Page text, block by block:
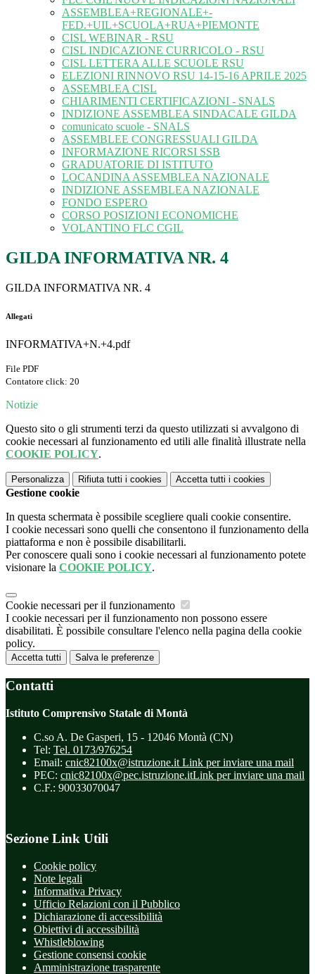
ASSEMBLEA+REGIONALE+-
FED.+UIL+SCUOLA+RUA+PIEMONTE
CISL WEBINAR - RSU
CISL INDICAZIONE CURRICOLO - RSU
CISL LETTERA ALLE SCUOLE RSU
ELEZIONI RINNOVO RSU 14-15-16 APRILE 2025
ASSEMBLEA CISL
CHIARIMENTI CERTIFICAZIONI - SNALS
INDIZIONE ASSEMBLEA SINDACALE GILDA
comunicato scuole - SNALS
ASSEMBLEE CONGRESSUALI GILDA
INFORMAZIONE RICORSI SSB
GRADUATORIE DI ISTITUTO
LOCANDINA ASSEMBLEA NAZIONALE
INDIZIONE ASSEMBLEA NAZIONALE
FONDO ESPERO
CORSO POSIZIONI ECONOMICHE
VOLANTINO FLC CGIL
GILDA INFORMATIVA NR. 4
GILDA INFORMATIVA NR. 4
Allegati
INFORMATIVA+N.+4.pdf
File PDF
Contatore click: 20
Notizie
Questo sito o gli strumenti terzi da questo utilizzati si avvalgono di
cookie necessari al funzionamento ed utili alle finalità illustrate nella
COOKIE POLICY.
Personalizza Rifiuta tutti i cookies Accetta tutti i cookies
Gestione cookie
In questa schermata è possibile scegliere quali cookie consentire.
I cookie necessari sono quelli che consentono il funzionamento della
piattaforma e non è possibile disabilitarli.
Per conoscere quali sono i cookie necessari al funzionamento potete
visionare la COOKIE POLICY.
Cookie necessari per il funzionamento
I cookie necessari per il funzionamento non possono essere
disabilitati. È possibile consultare l'elenco nella pagina della cookie
policy.
Accetta tutti Salva le preferenze
Contatti
Istituto Comprensivo Statale di Montà
C.so A. De Gasperi, 15 - 12046 Montà (CN)
Tel: Tel. 0173/976254
Email: cnic82100x@istruzione.it Link per inviare una mail
PEC: cnic82100x@pec.istruzione.itLink per inviare una mail
C.F.: 90033070047
Sezione Link Utili
Cookie policy
Note legali
Informativa Privacy
Ufficio Relazioni con il Pubblico
Dichiarazione di accessibilità
Obiettivi di accessibilità
Whistleblowing
Gestione consensi cookie
Amministrazione trasparente